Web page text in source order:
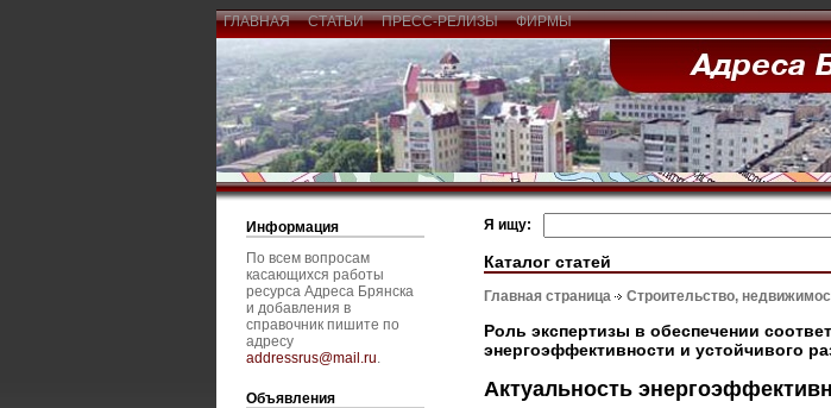
ГЛАВНАЯ СТАТЬИ ПРЕСС-РЕЛИЗЫ ФИРМЫ
Информация
По всем вопросам
касающихся работы
ресурса Адреса Брянска
и добавления в
справочник пишите по
адресу
addressrus@mail.ru.
Объявления
Я ищу:
Каталог статей
Главная страница Строительство,
Роль экспертизы в обеспечении
энергоэффективности и устойчивого
Актуальность